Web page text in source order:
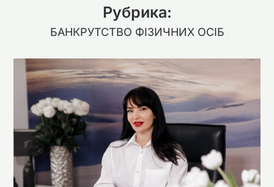
Рубрика:
БАНКРУТСТВО ФІЗИЧНИХ ОСІБ